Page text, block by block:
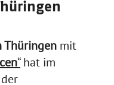
Thüringen mit
“hat im